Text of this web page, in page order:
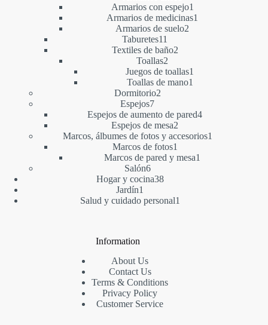
producto
Armarios con espejo1
producto
Armarios de medicinas1
Armarios de suelo2
Taburetes11
productos
Textiles de baño22
Toallas2
productos
Juegos de toallas1
Toallas de mano1
Dormitorio22
Espejos77
productos
Espejos de aumento de pared44
Espejos de mesa2
productos
Marcos, álbumes de fotos y accesorios1
Marcos de fotos1
producto
Marcos de pared y mesa1
Salón66
productos
Hogar y cocina3838
Jardín1
producto
Salud y cuidado personal1
Information
About Us
Contact Us
Terms & Conditions
Privacy Policy
Customer Service